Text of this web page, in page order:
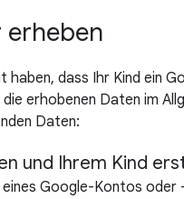
erheben
haben, dass Ihr Kind ein
erhobenen Daten im
Daten:
und Ihrem Kind
Google-Kontos